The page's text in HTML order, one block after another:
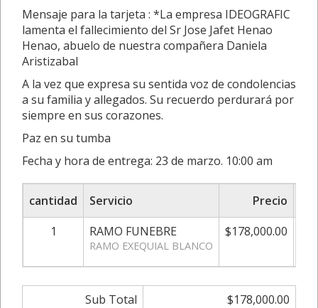
Mensaje para la tarjeta : *La empresa IDEOGRAFIC
lamenta el fallecimiento del Sr Jose Jafet Henao
Henao, abuelo de nuestra compañera Daniela
Aristizabal
A la vez que expresa su sentida voz de condolencias
a su familia y allegados. Su recuerdo perdurará por
siempre en sus corazones.
Paz en su tumba
Fecha y hora de entrega: 23 de marzo. 10:00 am
cantidad Servicio Precio
1
RAMO FUNEBRE
RAMO EXEQUIAL BLANCO
$178,000.00
Sub Total
$178,000.00